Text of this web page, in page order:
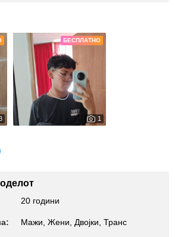
БЕСПЛАТНО
1
20 години
Мажи, Жени, Двојки, Транс